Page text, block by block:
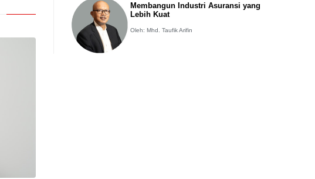
Membangun Industri Asuransi yang
Lebih Kuat
Oleh: Mhd. Taufik Arifin